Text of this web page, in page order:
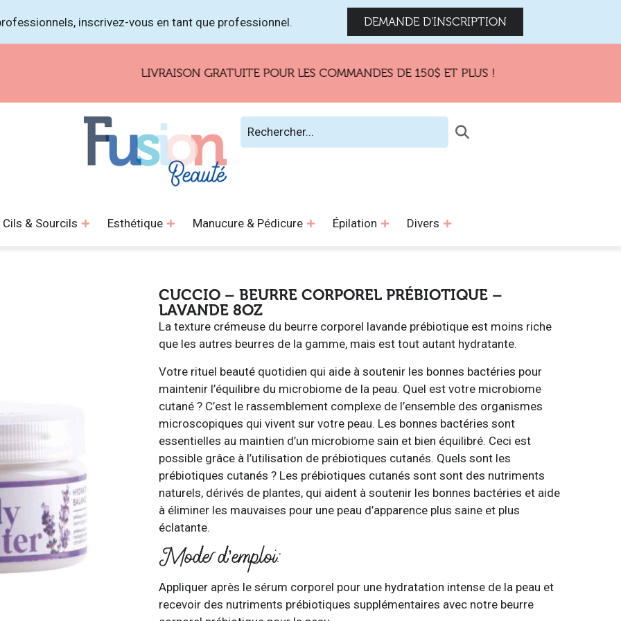
inscrivez-vous en tant que professionnel. DEMANDE D'INSCRIPTION
LIVRAISON GRATUITE POUR LES COMMANDES DE 150$ ET PLUS !
Cils & Sourcils Esthétique Manucure & Pédicure Épilation Divers
CUCCIO – BEURRE CORPOREL PRÉBIOTIQUE –
LAVANDE 8OZ
La texture crémeuse du beurre corporel lavande prébiotique est moins riche
que les autres beurres de la gamme, mais est tout autant hydratante.
Votre rituel beauté quotidien qui aide à soutenir les bonnes bactéries pour
maintenir l’équilibre du microbiome de la peau. Quel est votre microbiome
cutané ? C’est le rassemblement complexe de l’ensemble des organismes
microscopiques qui vivent sur votre peau. Les bonnes bactéries sont
essentielles au maintien d’un microbiome sain et bien équilibré. Ceci est
possible grâce à l’utilisation de prébiotiques cutanés. Quels sont les
prébiotiques cutanés ? Les prébiotiques cutanés sont sont des nutriments
naturels, dérivés de plantes, qui aident à soutenir les bonnes bactéries et aide
à éliminer les mauvaises pour une peau d’apparence plus saine et plus
éclatante.
Mode d’emploi:
Appliquer après le sérum corporel pour une hydratation intense de la peau et
recevoir des nutriments prébiotiques supplémentaires avec notre beurre